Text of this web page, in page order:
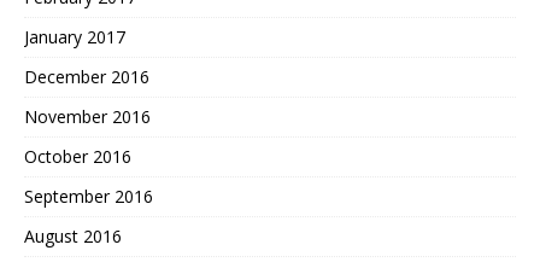
January 2017
December 2016
November 2016
October 2016
September 2016
August 2016